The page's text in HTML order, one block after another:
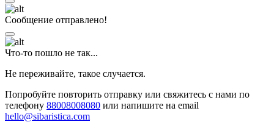
Сообщение отправлено!
Что-то пошло не так...
Не переживайте, такое случается.
Попробуйте повторить отправку или свяжитесь с нами по
телефону 88008008080 или напишите на email
hello@sibaristica.com